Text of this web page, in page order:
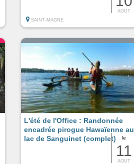
AOUT
SAINT-MAGNE
le
11
AOUT
L'été de l'Office : Randonnée
encadrée pirogue Hawaïenne au
lac de Sanguinet (complet)